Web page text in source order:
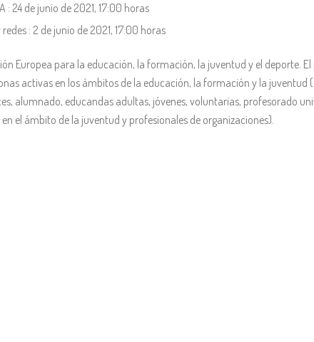
: 24 de junio de 2021, 17:00 horas
: 2 de junio de 2021, 17:00 horas
Europea para la educación, la formación, la juventud y el deporte.
activas en los ámbitos de la educación, la formación y la juventud
alumnado, educandas adultas, jóvenes, voluntarias, profesorado
el ámbito de la juventud y profesionales de organizaciones).